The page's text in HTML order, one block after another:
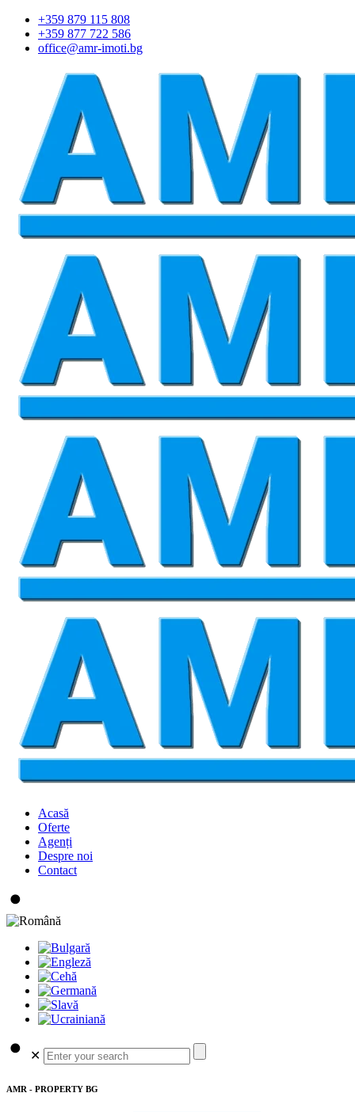
+359 879 115 808
+359 877 722 586
office@amr-imoti.bg
Acasă
Oferte
Agenți
Despre noi
Contact
✕
AMR - PROPERTY BG